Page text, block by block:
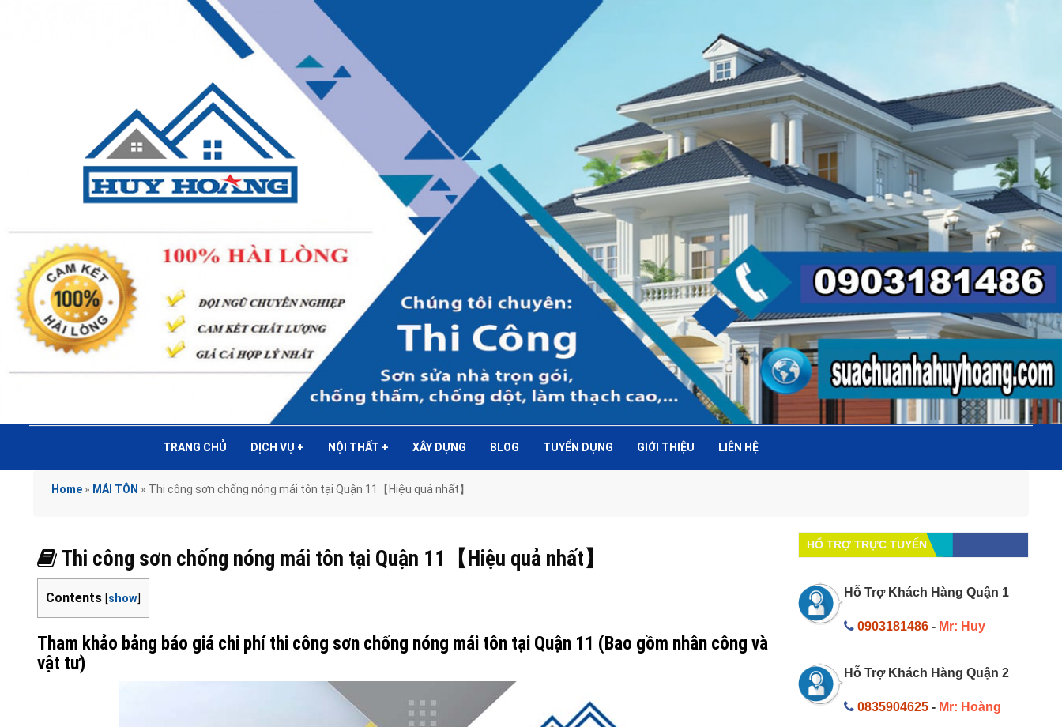
TRANG CHỦ DỊCH VỤ + NỘI THẤT + XÂY DỰNG BLOG TUYỂN DỤNG GIỚI THIỆU LIÊN HỆ
Home » MÁI TÔN » Thi công sơn chống nóng mái tôn tại Quận 11【Hiệu quả nhất】
Thi công sơn chống nóng mái tôn tại Quận 11【Hiệu quả nhất】
Contents [show]
Tham khảo bảng báo giá chi phí thi công sơn chống nóng mái tôn tại Quận 11 (Bao gồm nhân công và
vật tư)
HỔ TRỢ TRỰC TUYẾN
Hỗ Trợ Khách Hàng Quận 1
0903181486 - Mr: Huy
Hỗ Trợ Khách Hàng Quận 2
0835904625 - Mr: Hoàng